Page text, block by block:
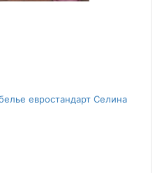
евростандарт Селина